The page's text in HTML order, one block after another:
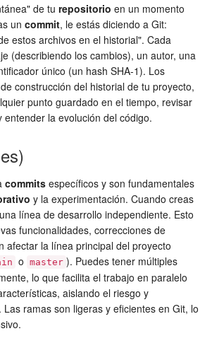
de tu repositorio en un momento
un commit, le estás diciendo a Git:
estos archivos en el historial". Cada
(describiendo los cambios), un autor, una
único (un hash SHA-1). Los
construcción del historial de tu proyecto,
punto guardado en el tiempo, revisar
entender la evolución del código.
commits específicos y son fundamentales
y la experimentación. Cuando creas
línea de desarrollo independiente. Esto
funcionalidades, correcciones de
afectar la línea principal del proyecto
o master ). Puedes tener múltiples
lo que facilita el trabajo en paralelo
aislando el riesgo y
ramas son ligeras y eficientes en Git, lo